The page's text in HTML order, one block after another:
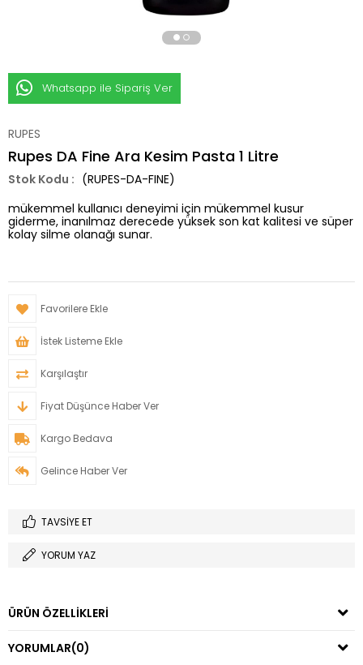
Whatsapp ile Sipariş Ver
RUPES
Rupes DA Fine Ara Kesim Pasta 1 Litre
(RUPES-DA-FINE)
mükemmel kullanıcı deneyimi için mükemmel kusur
giderme, inanılmaz derecede yüksek son kat kalitesi ve süper
kolay silme olanağı sunar.
Favorilere Ekle
İstek Listeme Ekle
Karşılaştır
Fiyat Düşünce Haber Ver
Kargo Bedava
Gelince Haber Ver
TAVSIYE ET
YORUM YAZ
ÜRÜN ÖZELLIKLERI
YORUMLAR(0)